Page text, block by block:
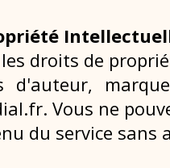
droits de
d'auteur,
Vous ne
du service sans